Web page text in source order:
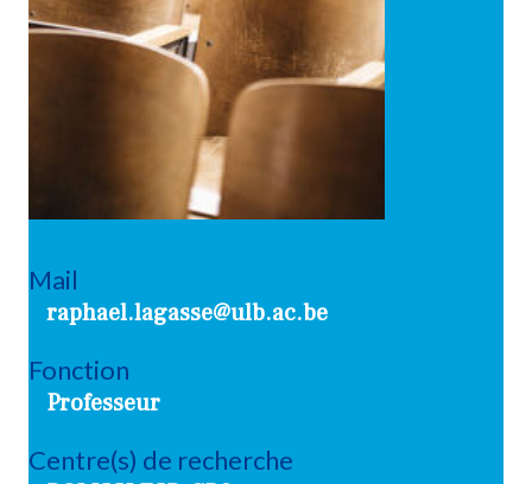
Mail
raphael.lagasse@ulb.ac.be
Fonction
Professeur
Centre(s) de recherche